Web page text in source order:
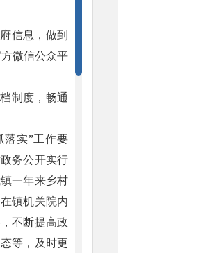
信息，做到
微信公众平
制度，畅通
落实”工作要
务公开实行
一年来乡村
镇机关院内
不断提高政
等，及时更